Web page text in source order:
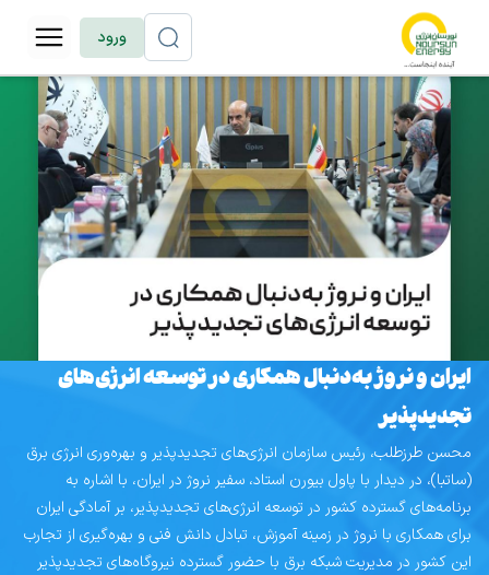
ورود
ایران و نروژ به‌دنبال همکاری در توسعه انرژی‌های
تجدیدپذیر
محسن طرزطلب، رئیس سازمان انرژی‌های تجدیدپذیر و بهره‌وری انرژی برق
(ساتبا)، در دیدار با پاول بیورن استاد، سفیر نروژ در ایران، با اشاره به
برنامه‌های گسترده کشور در توسعه انرژی‌های تجدیدپذیر، بر آمادگی ایران
برای همکاری با نروژ در زمینه آموزش، تبادل دانش فنی و بهره‌گیری از تجارب
این کشور در مدیریت شبکه برق با حضور گسترده نیروگاه‌های تجدیدپذیر